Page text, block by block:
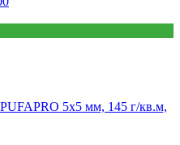
PUFAPRO 5х5 мм, 145 г/кв.м,